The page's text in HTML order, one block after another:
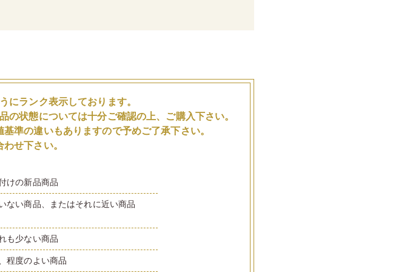
にランク表示しております。
状態については十分ご確認の上、ご購入下さい。
準の違いもありますので予めご了承下さい。
せ下さい。
けの新品商品
ない商品、またはそれに近い商品
も少ない商品
程度のよい商品